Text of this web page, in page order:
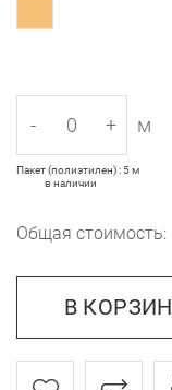
- + м
Пакет (полиэтилен) : 5 м
в наличии
Общая стоимость:
В